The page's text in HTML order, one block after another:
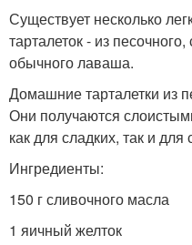
Существует несколько
тарталеток - из
обычного лаваша.
Домашние тарталетки из
Они получаются
как для сладких, так и
Ингредиенты:
150 г сливочного масла
1 яичный желток